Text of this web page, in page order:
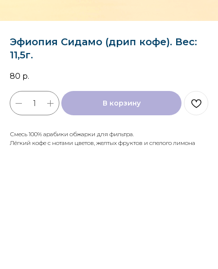
Эфиопия Сидамо (дрип кофе). Вес:
11,5г.
80 р.
В корзину
Смесь 100% арабики обжарки для фильтра.
Лёгкий кофе с нотами цветов, желтых фруктов и спелого лимона